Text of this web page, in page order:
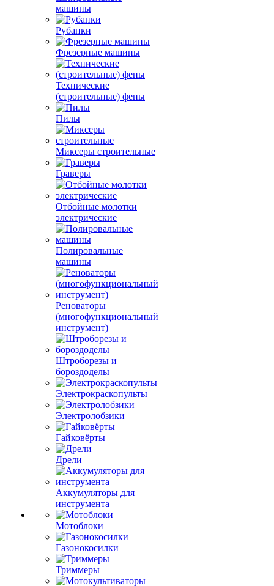
машины
Рубанки
Фрезерные машины
Технические
(строительные) фены
Пилы
Миксеры строительные
Граверы
Отбойные молотки
электрические
Полировальные
машины
Реноваторы
(многофункциональный
инструмент)
Штроборезы и
бороздоделы
Электрокраскопульты
Электролобзики
Гайковёрты
Дрели
Аккумуляторы для
инструмента
Мотоблоки
Газонокосилки
Триммеры